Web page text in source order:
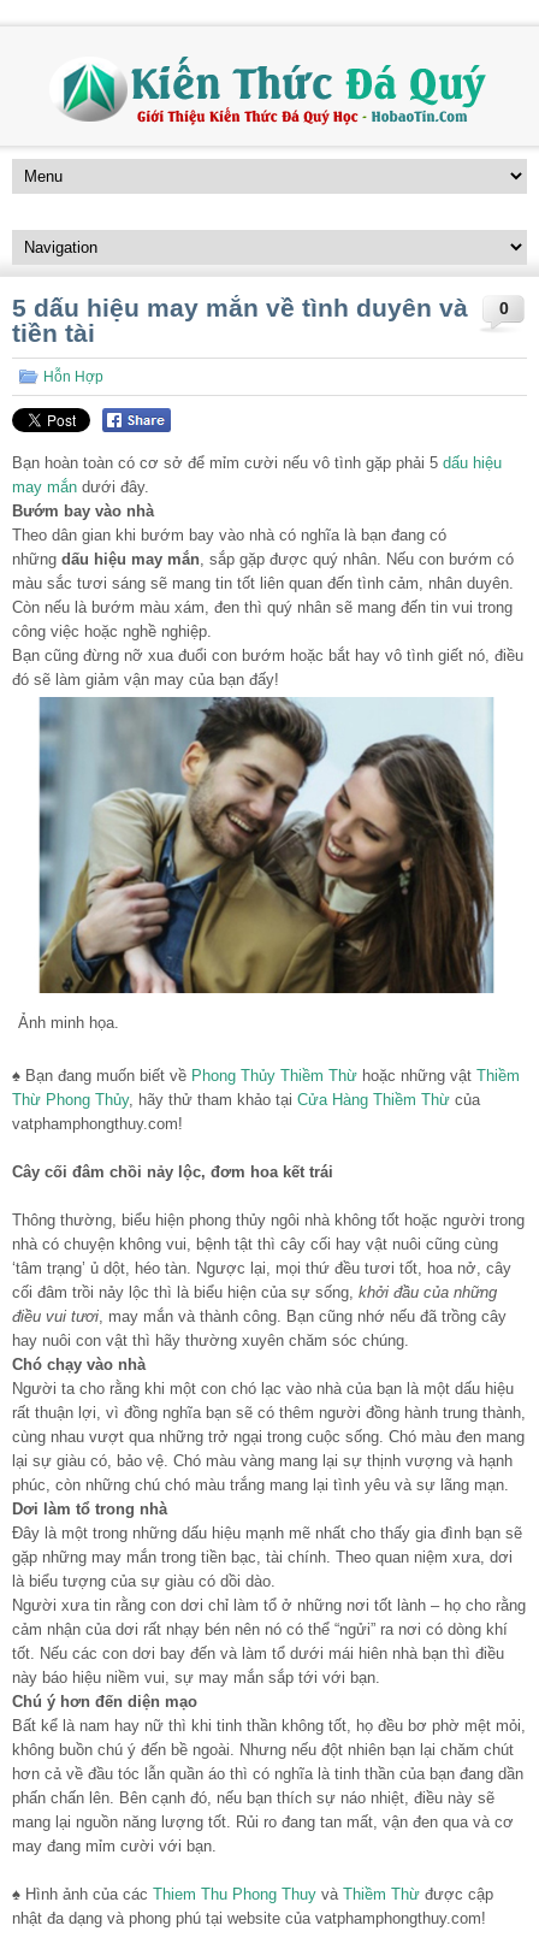
0
5 dấu hiệu may mắn về tình duyên và
tiền tài
Hỗn Hợp
Bạn hoàn toàn có cơ sở để mỉm cười nếu vô tình gặp phải 5 dấu hiệu
may mắn dưới đây.
Bướm bay vào nhà
Theo dân gian khi bướm bay vào nhà có nghĩa là bạn đang có
những dấu hiệu may mắn , sắp gặp được quý nhân. Nếu con bướm có
màu sắc tươi sáng sẽ mang tin tốt liên quan đến tình cảm, nhân duyên.
Còn nếu là bướm màu xám, đen thì quý nhân sẽ mang đến tin vui trong
công việc hoặc nghề nghiệp.
Bạn cũng đừng nỡ xua đuổi con bướm hoặc bắt hay vô tình giết nó, điều
đó sẽ làm giảm vận may của bạn đấy!
Ảnh minh họa.
♠ Bạn đang muốn biết về Phong Thủy Thiềm Thừ hoặc những vật Thiềm
Thừ Phong Thủy, hãy thử tham khảo tại Cửa Hàng Thiềm Thừ của
vatphamphongthuy.com!
Cây cối đâm chồi nảy lộc, đơm hoa kết trái
Thông thường, biểu hiện phong thủy ngôi nhà không tốt hoặc người trong
nhà có chuyện không vui, bệnh tật thì cây cối hay vật nuôi cũng cùng
‘tâm trạng’ ủ dột, héo tàn. Ngược lại, mọi thứ đều tươi tốt, hoa nở, cây
cối đâm trồi nảy lộc thì là biểu hiện của sự sống, khởi đầu của những
điều vui tươi , may mắn và thành công. Bạn cũng nhớ nếu đã trồng cây
hay nuôi con vật thì hãy thường xuyên chăm sóc chúng.
Chó chạy vào nhà
Người ta cho rằng khi một con chó lạc vào nhà của bạn là một dấu hiệu
rất thuận lợi, vì đồng nghĩa bạn sẽ có thêm người đồng hành trung thành,
cùng nhau vượt qua những trở ngại trong cuộc sống. Chó màu đen mang
lại sự giàu có, bảo vệ. Chó màu vàng mang lại sự thịnh vượng và hạnh
phúc, còn những chú chó màu trắng mang lại tình yêu và sự lãng mạn.
Dơi làm tổ trong nhà
Đây là một trong những dấu hiệu mạnh mẽ nhất cho thấy gia đình bạn sẽ
gặp những may mắn trong tiền bạc, tài chính. Theo quan niệm xưa, dơi
là biểu tượng của sự giàu có dồi dào.
Người xưa tin rằng con dơi chỉ làm tổ ở những nơi tốt lành – họ cho rằng
cảm nhận của dơi rất nhạy bén nên nó có thể “ngửi” ra nơi có dòng khí
tốt. Nếu các con dơi bay đến và làm tổ dưới mái hiên nhà bạn thì điều
này báo hiệu niềm vui, sự may mắn sắp tới với bạn.
Chú ý hơn đến diện mạo
Bất kể là nam hay nữ thì khi tinh thần không tốt, họ đều bơ phờ mệt mỏi,
không buồn chú ý đến bề ngoài. Nhưng nếu đột nhiên bạn lại chăm chút
hơn cả về đầu tóc lẫn quần áo thì có nghĩa là tinh thần của bạn đang dần
phấn chấn lên. Bên cạnh đó, nếu bạn thích sự náo nhiệt, điều này sẽ
mang lại nguồn năng lượng tốt. Rủi ro đang tan mất, vận đen qua và cơ
may đang mỉm cười với bạn.
♠ Hình ảnh của các Thiem Thu Phong Thuy và Thiềm Thừ được cập
nhật đa dạng và phong phú tại website của vatphamphongthuy.com!